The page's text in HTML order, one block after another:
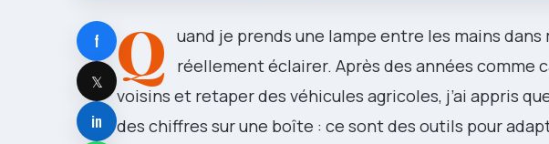
f
𝕏
in
Q uand je prends une lampe entre les mains dans
réellement éclairer. Après des années comme
voisins et retaper des véhicules agricoles, j’ai appris
des chiffres sur une boîte : ce sont des outils pour